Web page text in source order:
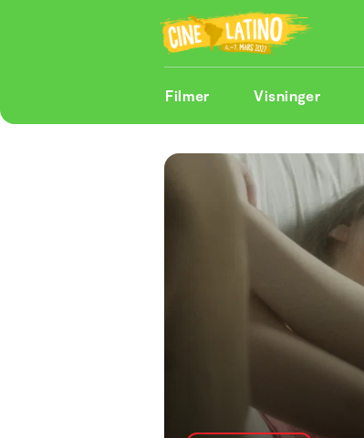
Filmer Visninger